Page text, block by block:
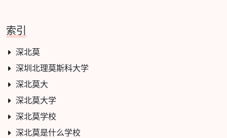
索引
深北莫
深圳北理莫斯科大学
深北莫大
深北莫大学
深北莫学校
深北莫是什么学校